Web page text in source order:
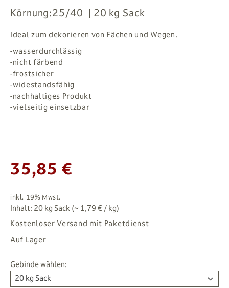
Körnung:25/40 20 kg Sack
Ideal zum dekorieren von Fächen und Wegen.
-wasserdurchlässig
-nicht färbend
-frostsicher
-widestandsfähig
-nachhaltiges Produkt
-vielseitig einsetzbar
35,85 €
inkl. 19% Mwst.
Inhalt: 20 kg Sack (~ 1,79 € / kg)
Kostenloser Versand mit Paketdienst
Auf Lager
Gebinde wählen:
20 kg Sack